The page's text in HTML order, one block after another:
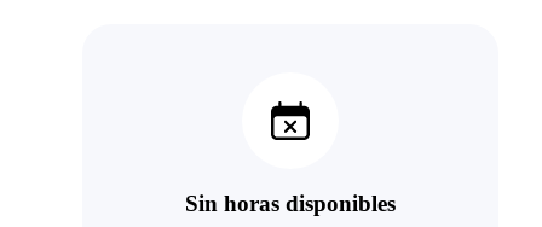
Sin horas disponibles